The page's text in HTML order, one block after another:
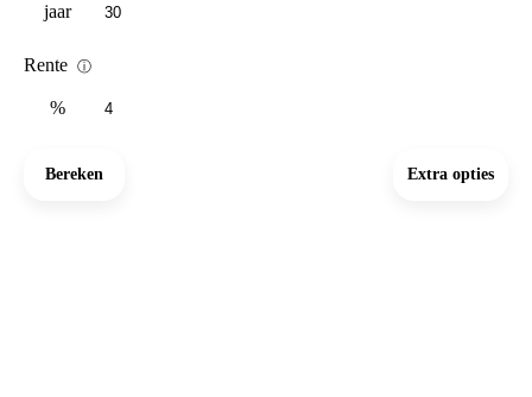
jaar
Rente ⓘ
%
Extra opties
Bereken